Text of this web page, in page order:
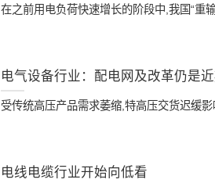
在之前用电负荷快速增长的阶段中,我国“重
电气设备行业：配电网及改革仍是
受传统高压产品需求萎缩,特高压交货迟缓
电线电缆行业开始向低看